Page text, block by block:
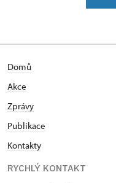
Domů
Akce
Zprávy
Publikace
Kontakty
RYCHLÝ KONTAKT